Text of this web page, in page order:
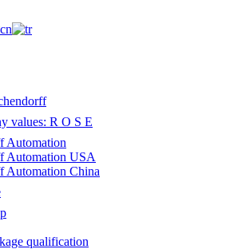
values: R O S E
Automation
Automation USA
Automation China
qualification